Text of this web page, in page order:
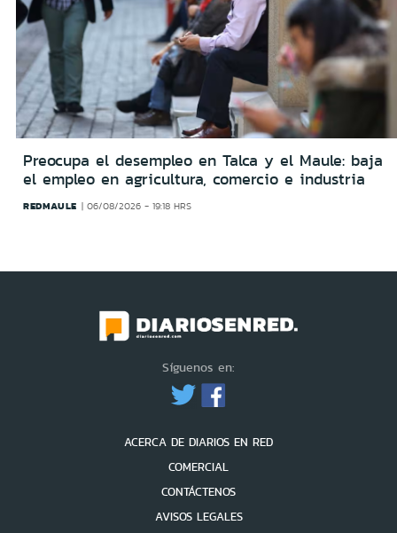
Preocupa el desempleo en Talca y el Maule: baja
el empleo en agricultura, comercio e industria
REDMAULE 06/08/2026 - 19:18 HRS
Síguenos en:
ACERCA DE DIARIOS EN RED
COMERCIAL
CONTÁCTENOS
AVISOS LEGALES